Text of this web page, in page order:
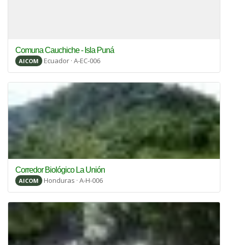
Comuna Cauchiche - Isla Puná
AICOM Ecuador · A-EC-006
Corredor Biológico La Unión
AICOM Honduras · A-H-006